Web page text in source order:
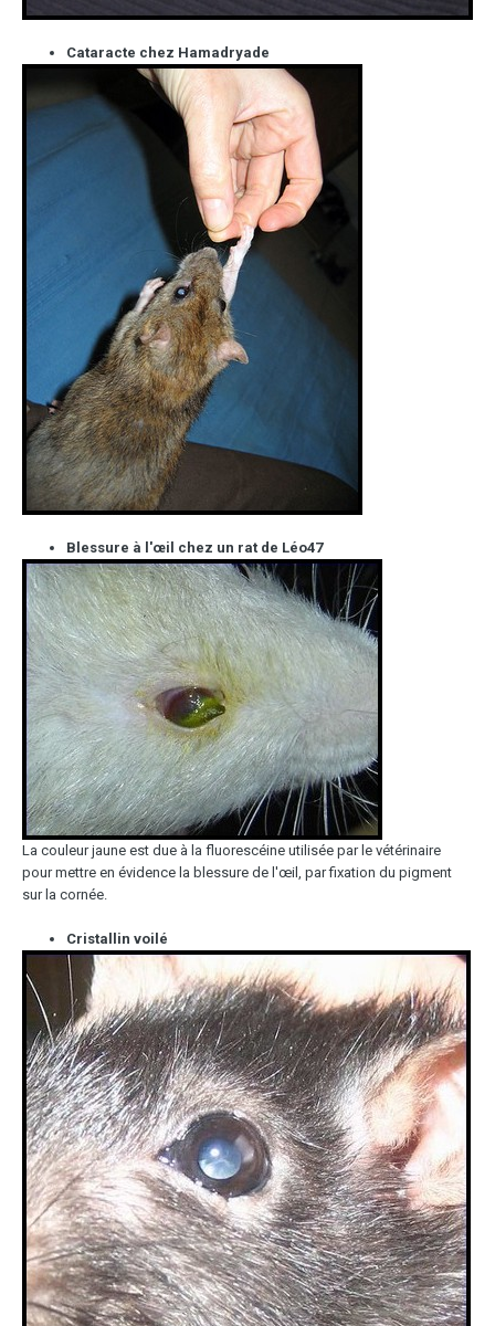
Cataracte chez Hamadryade
Blessure à l'œil chez un rat de Léo47
La couleur jaune est due à la fluorescéine utilisée par le vétérinaire
pour mettre en évidence la blessure de l'œil, par fixation du pigment
sur la cornée.
Cristallin voilé